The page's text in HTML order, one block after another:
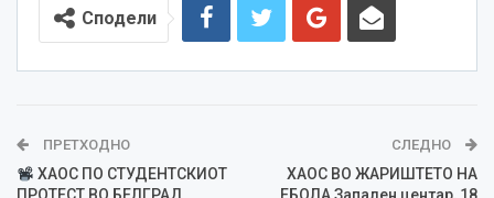
Сподели
ПРЕТХОДНО
ХАОС ПО СТУДЕНТСКИОТ
СЛЕДНО
ХАОС ВО ЖАРИШТЕТО НА